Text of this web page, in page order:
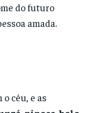
do futuro
amada.
céu, e as